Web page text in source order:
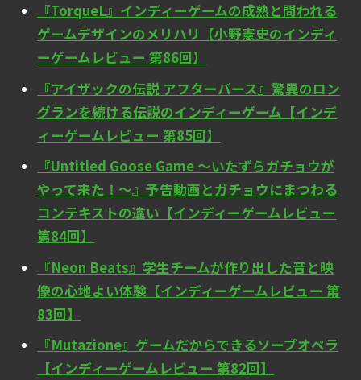
『TorqueL』インディーゲームの成熟と問われる
ゲームデザインのメリハリ【小野憲史のインディ
ーゲームレビュー 第86回】
『アイザックの伝説 アフターバース』驚異のロン
グランを続ける伝説のインディーゲーム【インデ
ィーゲームレビュー 第85回】
『Untitled Goose Game ～いたずらガチョウが
やって来た！～』予告動画とガチョウにまつわる
コンテキストの違い【インディーゲームレビュー
第84回】
『Neon Beats』学生チームが作り出した音と映
像の心地よい体験【インディーゲームレビュー 第
83回】
『Mutazione』ゲームだからできるソープオペラ
【インディーゲームレビュー 第82回】